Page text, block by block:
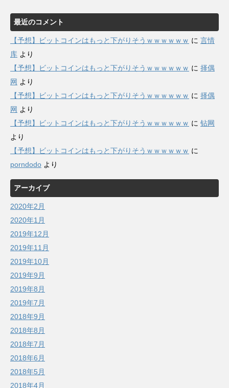
最近のコメント
【予想】ビットコインはもっと下がりそうｗｗｗｗｗｗ に 言情
库 より
【予想】ビットコインはもっと下がりそうｗｗｗｗｗｗ に 择偶
网 より
【予想】ビットコインはもっと下がりそうｗｗｗｗｗｗ に 择偶
网 より
【予想】ビットコインはもっと下がりそうｗｗｗｗｗｗ に 钻网
より
【予想】ビットコインはもっと下がりそうｗｗｗｗｗｗ に
porndodo より
アーカイブ
2020年2月
2020年1月
2019年12月
2019年11月
2019年10月
2019年9月
2019年8月
2019年7月
2018年9月
2018年8月
2018年7月
2018年6月
2018年5月
2018年4月